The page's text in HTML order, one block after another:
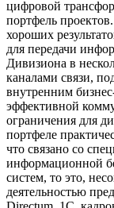
цифровой
портфель
хороших
для передачи
Дивизиона в
каналами связи,
внутренним
эффективной
ограничения для
портфеле
что связано со
информационной
систем, то это,
деятельностью